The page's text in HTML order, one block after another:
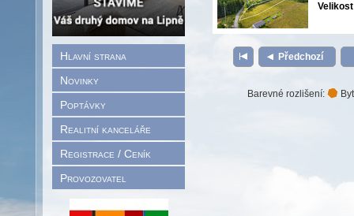
Hlavní strana
Novinky
Poptávky
Realitní kanceláře
Registrace / Ceník
Provozovatel
Předchozí
Barevné rozlišení: